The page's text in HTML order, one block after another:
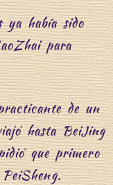
ya había sido
para
de un
hasta BeiJing
que primero